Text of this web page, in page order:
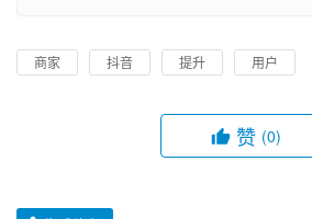
商家 抖音 提升 用户
赞 (0)